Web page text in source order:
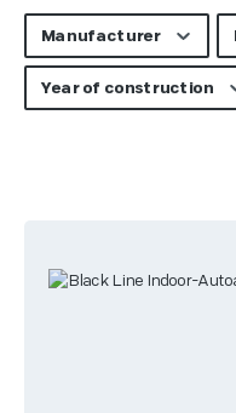
Manufacturer
Year of construction